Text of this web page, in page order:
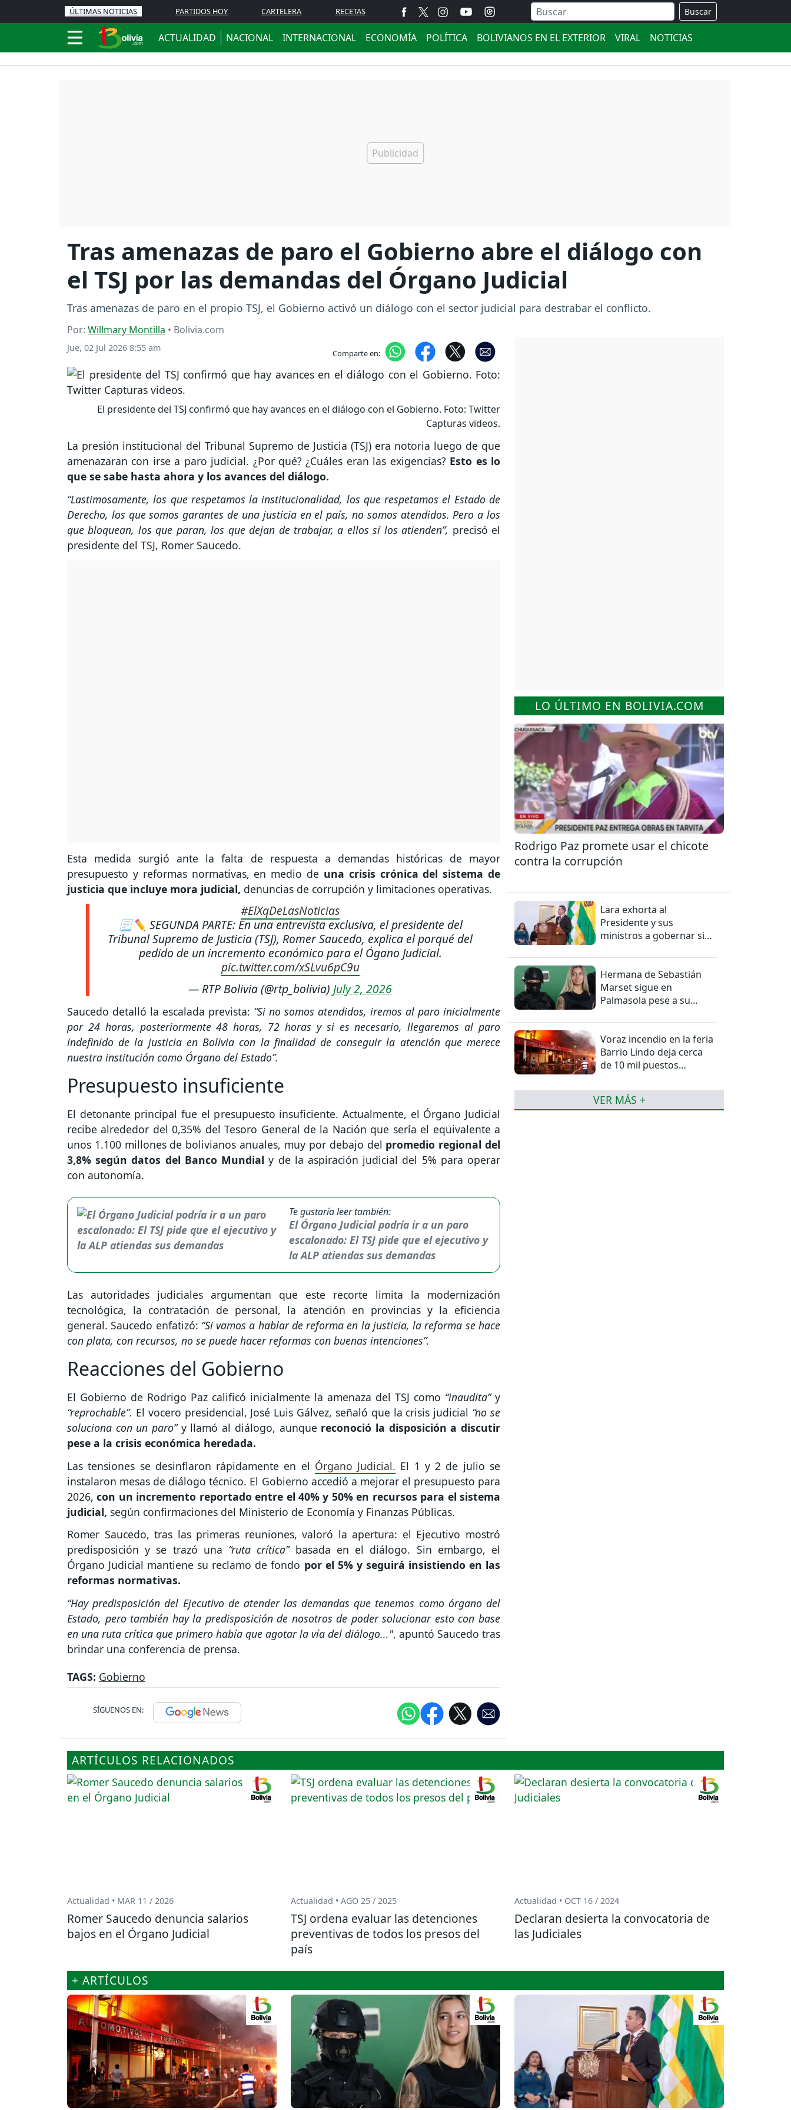
ÚLTIMAS NOTICIAS PARTIDOS HOY CARTELERA RECETAS Buscar
ACTUALIDAD NACIONAL INTERNACIONAL ECONOMÍA POLÍTICA BOLIVIANOS EN EL EXTERIOR VIRAL NOTICIAS
Tras amenazas de paro el Gobierno abre el diálogo con
el TSJ por las demandas del Órgano Judicial
Tras amenazas de paro en el propio TSJ, el Gobierno activó un diálogo con el sector judicial para destrabar el conflicto.
Por: Willmary Montilla • Bolivia.com
Jue, 02 Jul 2026 8:55 am Comparte en:
El presidente del TSJ confirmó que hay avances en el diálogo con el Gobierno. Foto: Twitter
Capturas videos.
La presión institucional del Tribunal Supremo de Justicia (TSJ) era notoria luego de que
amenazaran con irse a paro judicial. ¿Por qué? ¿Cuáles eran las exigencias? Esto es lo
que se sabe hasta ahora y los avances del diálogo.
“Lastimosamente, los que respetamos la institucionalidad, los que respetamos el Estado de
Derecho, los que somos garantes de una justicia en el país, no somos atendidos. Pero a los
que bloquean, los que paran, los que dejan de trabajar, a ellos sí los atienden”, precisó el
presidente del TSJ, Romer Saucedo.
Esta medida surgió ante la falta de respuesta a demandas históricas de mayor
presupuesto y reformas normativas, en medio de una crisis crónica del sistema de
justicia que incluye mora judicial, denuncias de corrupción y limitaciones operativas.
#ElXqDeLasNoticias
📃✏ SEGUNDA PARTE: En una entrevista exclusiva, el presidente del
Tribunal Supremo de Justicia (TSJ), Romer Saucedo, explica el porqué del
pedido de un incremento económico para el Ógano Judicial.
pic.twitter.com/xSLvu6pC9u
— RTP Bolivia (@rtp_bolivia) July 2, 2026
Saucedo detalló la escalada prevista: “Si no somos atendidos, iremos al paro inicialmente
por 24 horas, posteriormente 48 horas, 72 horas y si es necesario, llegaremos al paro
indefinido de la justicia en Bolivia con la finalidad de conseguir la atención que merece
nuestra institución como Órgano del Estado”.
Presupuesto insuficiente
El detonante principal fue el presupuesto insuficiente. Actualmente, el Órgano Judicial
recibe alrededor del 0,35% del Tesoro General de la Nación que sería el equivalente a
unos 1.100 millones de bolivianos anuales, muy por debajo del promedio regional del
3,8% según datos del Banco Mundialy de la aspiración judicial del 5% para operar
con autonomía.
Te gustaría leer también:
El Órgano Judicial podría ir a un paro
escalonado: El TSJ pide que el ejecutivo y
la ALP atiendas sus demandas
Las autoridades judiciales argumentan que este recorte limita la modernización
tecnológica, la contratación de personal, la atención en provincias y la eficiencia
general. Saucedo enfatizó: “Si vamos a hablar de reforma en la justicia, la reforma se hace
con plata, con recursos, no se puede hacer reformas con buenas intenciones”.
Reacciones del Gobierno
El Gobierno de Rodrigo Paz calificó inicialmente la amenaza del TSJ como “inaudita”y
“reprochable”. El vocero presidencial, José Luis Gálvez, señaló que la crisis judicial “no se
soluciona con un paro”y llamó al diálogo, aunque reconoció la disposición a discutir
pese a la crisis económica heredada.
Las tensiones se desinflaron rápidamente en el Órgano Judicial. El 1 y 2 de julio se
instalaron mesas de diálogo técnico. El Gobierno accedió a mejorar el presupuesto para
2026, con un incremento reportado entre el 40% y 50% en recursos para el sistema
judicial, según confirmaciones del Ministerio de Economía y Finanzas Públicas.
Romer Saucedo, tras las primeras reuniones, valoró la apertura: el Ejecutivo mostró
predisposición y se trazó una “ruta crítica”basada en el diálogo. Sin embargo, el
Órgano Judicial mantiene su reclamo de fondo por el 5% y seguirá insistiendo en las
reformas normativas.
“Hay predisposición del Ejecutivo de atender las demandas que tenemos como órgano del
Estado, pero también hay la predisposición de nosotros de poder solucionar esto con base
en una ruta crítica que primero había que agotar la vía del diálogo...", apuntó Saucedo tras
brindar una conferencia de prensa.
TAGS: Gobierno
SÍGUENOS EN:
LO ÚLTIMO EN BOLIVIA.COM
Rodrigo Paz promete usar el chicote
contra la corrupción
Lara exhorta al
Presidente y sus
ministros a gobernar sin
Hermana de Sebastián
Marset sigue en
Palmasola pese a su
Voraz incendio en la feria
Barrio Lindo deja cerca
de 10 mil puestos
VER MÁS +
ARTÍCULOS RELACIONADOS
Actualidad • MAR 11 / 2026
Romer Saucedo denuncia salarios
bajos en el Órgano Judicial
Actualidad • AGO 25 / 2025
TSJ ordena evaluar las detenciones
preventivas de todos los presos del
país
Actualidad • OCT 16 / 2024
Declaran desierta la convocatoria de
las Judiciales
+ ARTÍCULOS